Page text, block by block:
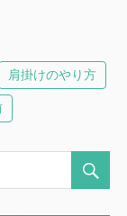
肩掛けのやり方